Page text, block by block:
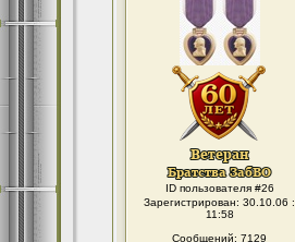
ID пользователя #26
Зарегистрирован: 30.10.06 :
11:58
Сообщений: 7129